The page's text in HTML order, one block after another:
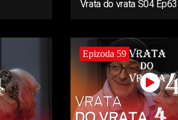
Vrata do vrata S04 Ep63
Epizoda 59